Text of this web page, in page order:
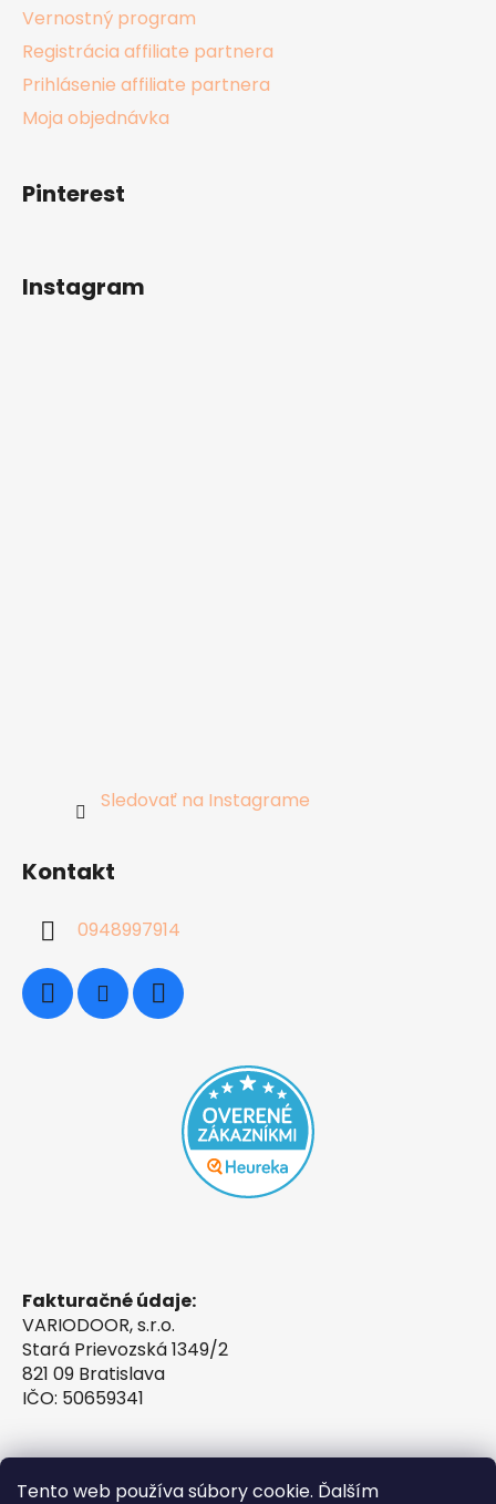
Tento web používa súbory cookie. Ďalším
Vernostný program
Registrácia affiliate partnera
Prihlásenie affiliate partnera
Moja objednávka
Pinterest
Instagram
Sledovať na Instagrame
Kontakt
0948997914
Fakturačné údaje:
VARIODOOR, s.r.o.
Stará Prievozská 1349/2
821 09 Bratislava
IČO: 50659341